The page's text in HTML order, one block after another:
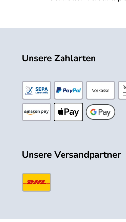
Unsere Zahlarten
Unsere Versandpartner